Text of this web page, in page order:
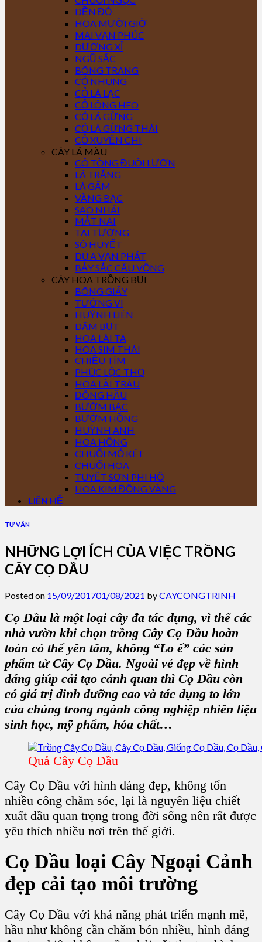
DỀN ĐỎ
HOA MƯỜI GIỜ
MAI VẠN PHÚC
DƯƠNG XỈ
NGŨ SẮC
BÔNG TRANG
CỎ NHUNG
CỎ LÁ LẠC
CỎ LÔNG HEO
CỎ LÁ GỪNG
CỎ LÁ GỪNG THÁI
CỎ XUYẾN CHI
CÂY LÁ MÀU
CÔ TÒNG ĐUÔI LƯƠN
LÁ TRẮNG
LÁ GẤM
VÀNG BẠC
SAO NHÁI
MẮT NAI
TAI TƯỢNG
SÒ HUYẾT
DỨA VẠN PHÁT
BẢY SẮC CẦU VỒNG
CÂY HOA TRỒNG BỤI
BÔNG GIẤY
TƯỜNG VI
HUỲNH LIÊN
DÂM BỤT
HOA LÀI TA
HOA SIM THÁI
CHIỀU TÍM
PHÚC LỘC THỌ
HOA LÀI TRÂU
ĐÔNG HẦU
BƯỚM BẠC
BƯỚM HỒNG
HUỲNH ANH
HOA HỒNG
CHUỐI MỎ KÉT
CHUỐI HOA
TUYẾT SƠN PHI HỒ
HOA KIM ĐỒNG VÀNG
LIÊN HỆ
TƯ VẤN
NHỮNG LỢI ÍCH CỦA VIỆC TRỒNG
CÂY CỌ DẦU
Posted on 15/09/201701/08/2021 byCAYCONGTRINH
Cọ Dầu là một loại cây đa tác dụng, vì thế các
nhà vườn khi chọn trồng Cây Cọ Dầu hoàn
toàn có thể yên tâm, không “Lo ế” các sản
phẩm từ Cây Cọ Dầu. Ngoài vẻ đẹp về hình
dáng giúp cải tạo cảnh quan thì Cọ Dầu còn
có giá trị dinh dưỡng cao và tác dụng to lớn
của chúng trong ngành công nghiệp nhiên liệu
sinh học, mỹ phẩm, hóa chất…
Quả Cây Cọ Dầu
Cây Cọ Dầu với hình dáng đẹp, không tốn
nhiều công chăm sóc, lại là nguyên liệu chiết
xuất dầu quan trọng trong đời sống nên rất được
yêu thích nhiều nơi trên thế giới.
Cọ Dầu loại Cây Ngoại Cảnh
đẹp cải tạo môi trường
Cây Cọ Dầu với khả năng phát triển mạnh mẽ,
hầu như không cần chăm bón nhiều, hình dáng